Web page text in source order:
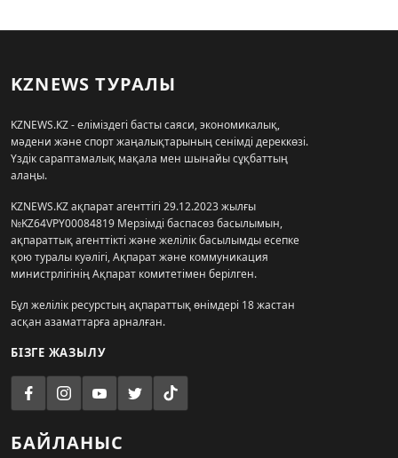
KZNEWS ТУРАЛЫ
KZNEWS.KZ - еліміздегі басты саяси, экономикалық,
мәдени және спорт жаңалықтарының сенімді дереккөзі.
Үздік сараптамалық мақала мен шынайы сұқбаттың
алаңы.
KZNEWS.KZ ақпарат агенттігі 29.12.2023 жылғы
№KZ64VPY00084819 Мерзімді баспасөз басылымын,
ақпараттық агенттікті және желілік басылымды есепке
қою туралы куәлігі, Ақпарат және коммуникация
министрлігінің Ақпарат комитетімен берілген.
Бұл желілік ресурстың ақпараттық өнімдері 18 жастан
асқан азаматтарға арналған.
БІЗГЕ ЖАЗЫЛУ
БАЙЛАНЫС